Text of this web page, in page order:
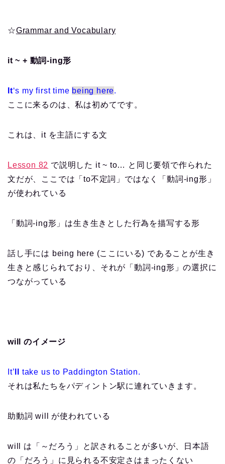
☆Grammar and Vocabulary
it ~ + 動詞-ing形
It‘s my first time being here.
ここに来るのは、私は初めてです。
これは、it を主語にする文
Lesson 82 で説明した it ~ to… と同じ要領で作られた
文だが、ここでは「to不定詞」ではなく「動詞-ing形」
が使われている
「動詞-ing形」は生き生きとした行為を描写する形
話し手には being here (ここにいる) であることが生き
生きと感じられており、それが「動詞-ing形」の選択に
つながっている
will のイメージ
It’
take us to Paddington Station.
それは私たちをパディントン駅に連れていきます。
助動詞 will が使われている
will は「～だろう」と訳されることが多いが、日本語
の「だろう」に見られる不安定さはまったくない